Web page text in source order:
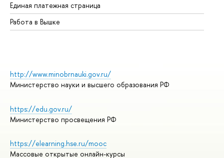
Единая платежная страница
Работа в Вышке
http://www.minobrnauki.gov.ru/
Министерство науки и высшего образования РФ
https://edu.gov.ru/
Министерство просвещения РФ
https://elearning.hse.ru/mooc
Массовые открытые онлайн-курсы